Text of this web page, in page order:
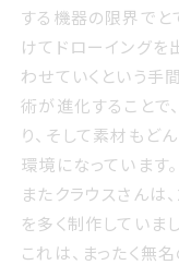
する機器の限界でと
けてドローイングを
わせていくという手
術が進化することで
り、そして素材もど
環境になっています。
またクラウスさん
を多く制作していま
これは、まったく無